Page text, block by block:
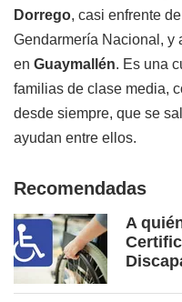
Dorrego, casi enfrente
Gendarmería Nacional, y
en Guaymallén. Es una
familias de clase media,
desde siempre, que se
ayudan entre ellos.
Recomendadas
A